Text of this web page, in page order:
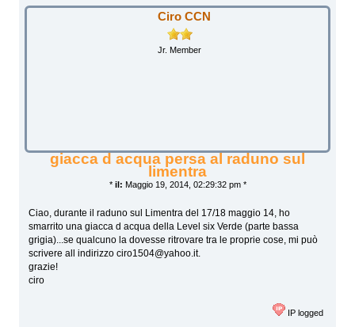
Ciro CCN
Jr. Member
giacca d acqua persa al raduno sul
limentra
* il: Maggio 19, 2014, 02:29:32 pm *
Ciao, durante il raduno sul Limentra del 17/18 maggio 14, ho
smarrito una giacca d acqua della Level six Verde (parte bassa
grigia)...se qualcuno la dovesse ritrovare tra le proprie cose, mi può
scrivere all indirizzo ciro1504@yahoo.it.
grazie!
ciro
IP logged